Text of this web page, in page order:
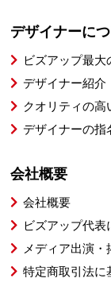
デザイナーに
ビズアップ最大
デザイナー紹介
クオリティの高
デザイナーの指
会社概要
会社概要
ビズアップ代表
メディア出演・
特定商取引法に